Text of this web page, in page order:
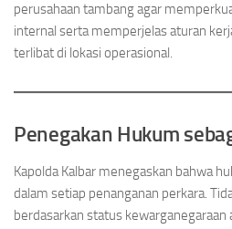
perusahaan tambang agar
internal serta memperjelas aturan
terlibat di lokasi operasional.
Penegakan Hukum
Kapolda Kalbar menegaskan bahwa
dalam setiap penanganan perkara.
berdasarkan status kewarganegaraan